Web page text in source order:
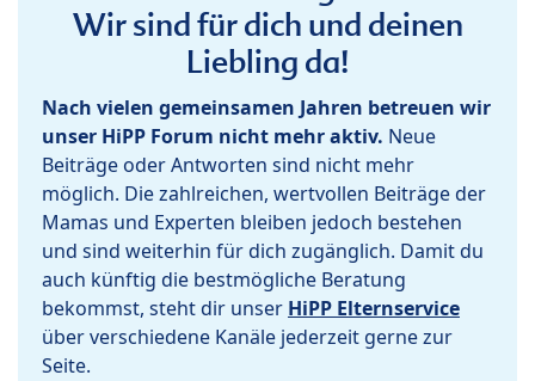
Wir sind für dich und deinen
Liebling da!
Nach vielen gemeinsamen Jahren betreuen wir
unser HiPP Forum nicht mehr aktiv. Neue
Beiträge oder Antworten sind nicht mehr
möglich. Die zahlreichen, wertvollen Beiträge der
Mamas und Experten bleiben jedoch bestehen
und sind weiterhin für dich zugänglich. Damit du
auch künftig die bestmögliche Beratung
bekommst, steht dir unser HiPP Elternservice
über verschiedene Kanäle jederzeit gerne zur
Seite.